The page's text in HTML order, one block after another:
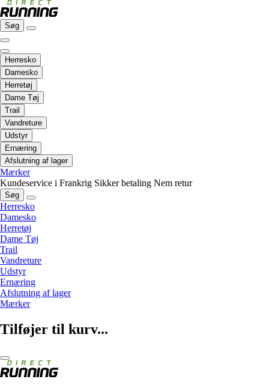
Søg
Herresko
Damesko
Herretøj
Dame Tøj
Trail
Vandreture
Udstyr
Ernæring
Afslutning af lager
Mærker
Kundeservice i Frankrig Sikker betaling Nem retur
Søg
Herresko
Damesko
Herretøj
Dame Tøj
Trail
Vandreture
Udstyr
Ernæring
Afslutning af lager
Mærker
Tilføjer til kurv...